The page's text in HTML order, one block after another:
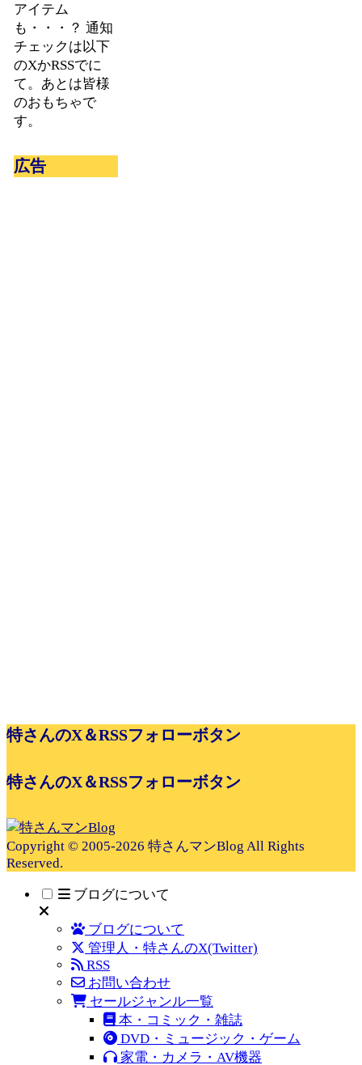
アイテム
も・・・？ 通知
チェックは以下
のXかRSSでに
て。あとは皆様
のおもちゃで
す。
広告
特さんのX＆RSSフォローボタン
特さんのX＆RSSフォローボタン
Copyright © 2005-2026 特さんマンBlog All Rights
Reserved.
ブログについて
ブログについて
管理人・特さんのX(Twitter)
RSS
お問い合わせ
セールジャンル一覧
本・コミック・雑誌
DVD・ミュージック・ゲーム
家電・カメラ・AV機器